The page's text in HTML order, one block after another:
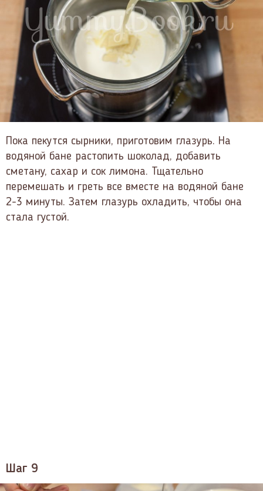
Пока пекутся сырники, приготовим глазурь. На
водяной бане растопить шоколад, добавить
сметану, сахар и сок лимона. Тщательно
перемешать и греть все вместе на водяной бане
2-3 минуты. Затем глазурь охладить, чтобы она
стала густой.
Шаг 9